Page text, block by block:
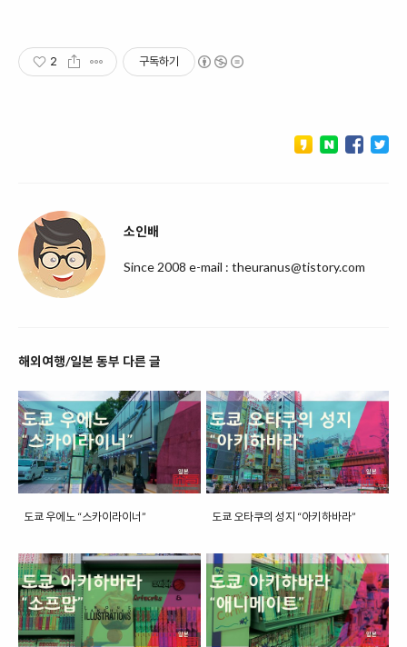
2 구독하기
소인배
Since 2008 e-mail : theuranus@tistory.com
해외여행/일본 동부 다른 글
도쿄 우에노 “스카이라이너” 도쿄 오타쿠의 성지 “아키하바라”